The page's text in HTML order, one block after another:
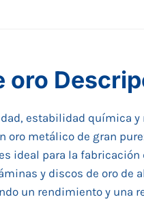
oro
estabilidad química
metálico de gran
ideal para la
y discos de oro
un rendimiento y una